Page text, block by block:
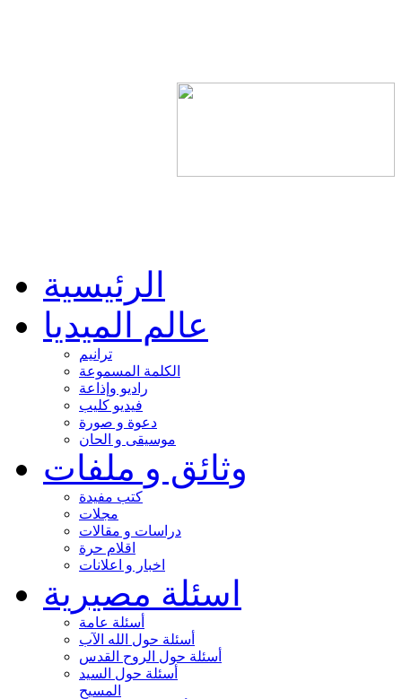
الرئيسية
عالم الميديا
ترانيم
الكلمة المسموعة
راديو وإذاعة
فيديو كليب
دعوة و صورة
موسيقى و الحان
وثائق و ملفات
كتب مفيدة
مجلات
دراسات و مقالات
اقلام حرة
اخبار و اعلانات
اسئلة مصيرية
أسئلة عامة
أسئلة حول الله الآب
أسئلة حول الروح القدس
أسئلة حول السيد
المسيح